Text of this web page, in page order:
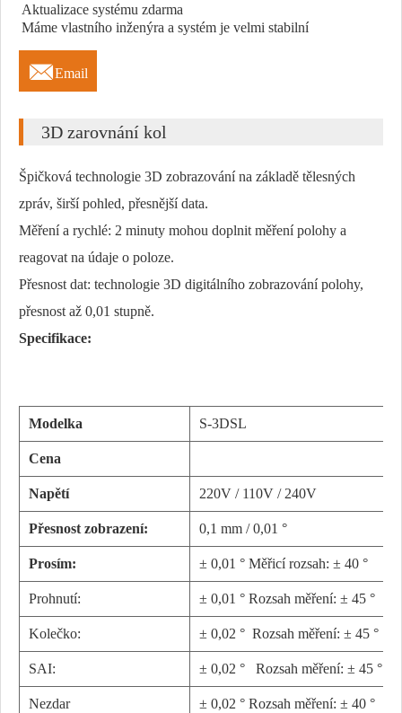
Aktualizace systému zdarma
Máme vlastního inženýra a systém je velmi stabilní
Email
3D zarovnání kol
Špičková technologie 3D zobrazování na základě tělesných
zpráv, širší pohled, přesnější data.
Měření a rychlé: 2 minuty mohou doplnit měření polohy a
reagovat na údaje o poloze.
Přesnost dat: technologie 3D digitálního zobrazování polohy,
přesnost až 0,01 stupně.
Specifikace:
Modelka S-3DSL
Cena
Napětí 220V / 110V / 240V
Přesnost zobrazení: 0,1 mm / 0,01 °
Prosím: ± 0,01 ° Měřicí rozsah: ± 40 °
Prohnutí: ± 0,01 ° Rozsah měření: ± 45 °
Kolečko: ± 0,02 ° Rozsah měření: ± 45 °
SAI: ± 0,02 ° Rozsah měření: ± 45 °
Nezdar ± 0,02 ° Rozsah měření: ± 40 °